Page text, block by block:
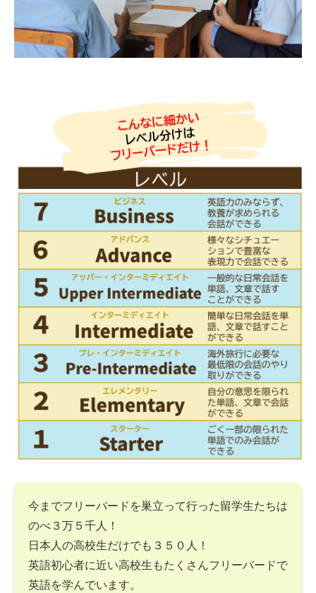
今までフリーバードを巣立って行った留学生たちは
のべ３万５千人！
日本人の高校生だけでも３５０人！
英語初心者に近い高校生もたくさんフリーバードで
英語を学んでいます。